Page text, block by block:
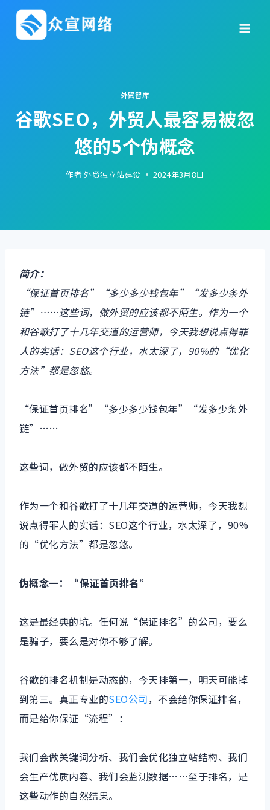
外贸智库
谷歌SEO，外贸人最容易被忽
悠的5个伪概念
作者 外贸独立站建设 2024年3月8日
简介：
“保证首页排名”“多少多少钱包年”“发多少条外
链”……这些词，做外贸的应该都不陌生。作为一个
和谷歌打了十几年交道的运营师，今天我想说点得罪
人的实话：SEO这个行业，水太深了，90%的“优化
方法”都是忽悠。
“保证首页排名”“多少多少钱包年”“发多少条外
链”……
这些词，做外贸的应该都不陌生。
作为一个和谷歌打了十几年交道的运营师，今天我想
说点得罪人的实话：SEO这个行业，水太深了，90%
的“优化方法”都是忽悠。
伪概念一：“保证首页排名”
这是最经典的坑。任何说“保证排名”的公司，要么
是骗子，要么是对你不够了解。
谷歌的排名机制是动态的，今天排第一，明天可能掉
到第三。真正专业的SEO公司，不会给你保证排名，
而是给你保证“流程”：
我们会做关键词分析、我们会优化独立站结构、我们
会生产优质内容、我们会监测数据……至于排名，是
这些动作的自然结果。